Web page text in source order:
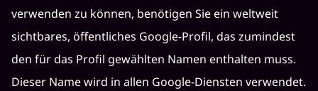
verwenden zu können, benötigen Sie ein weltweit
sichtbares, öffentliches Google-Profil, das zumindest
den für das Profil gewählten Namen enthalten muss.
Dieser Name wird in allen Google-Diensten verwendet.